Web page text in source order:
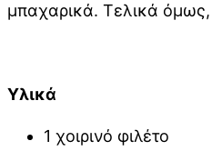
μπαχαρικά. Τελικά όμως,
Υλικά
1 χοιρινό φιλέτο